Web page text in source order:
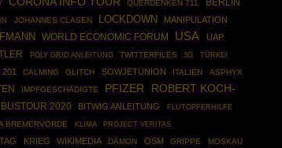
QUERDENKEN 711 BERLIN
JOHANNES CLASEN LOCKDOWN MANIPULATION
WORLD ECONOMIC FORUM USA UAP
POLY GRID ANLEITUNG TWITTERFILES 3G TÜRKEI
201 CALMING GLITCH SOWJETUNION ITALIEN ASPHYX
IMPFGESCHÄDIGTE PFIZER
ROBERT KOCH-
BUSTOUR 2020 BITWIG ANLEITUNG FLUTOPFERHILFE
BREMERVÖRDE KLIMA PROJECT VERITAS
KRIEG WIKIMEDIA DÄMON OSM GRIPPE MOSKAU